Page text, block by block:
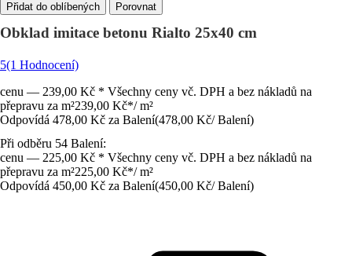
Porovnat
Obklad imitace betonu Rialto 25x40 cm
5(1 Hodnocení)
cenu — 239,00 Kč * Všechny ceny vč. DPH a bez nákladů na
přepravu za m²239,00 Kč*/ m²
Odpovídá 478,00 Kč za Balení(478,00 Kč/ Balení)
Při odběru 54 Balení:
cenu — 225,00 Kč * Všechny ceny vč. DPH a bez nákladů na
přepravu za m²225,00 Kč*/ m²
Odpovídá 450,00 Kč za Balení(450,00 Kč/ Balení)